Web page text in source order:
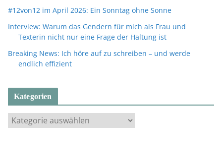
#12von12 im April 2026: Ein Sonntag ohne Sonne
Interview: Warum das Gendern für mich als Frau und
Texterin nicht nur eine Frage der Haltung ist
Breaking News: Ich höre auf zu schreiben – und werde
endlich effizient
Kategorien